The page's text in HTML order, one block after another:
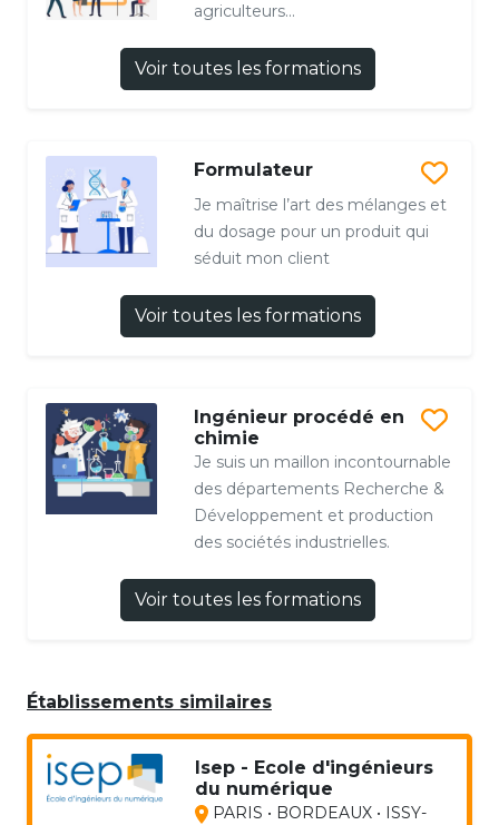
agriculteurs...
Voir toutes les formations
Formulateur
Je maîtrise l’art des mélanges et
du dosage pour un produit qui
séduit mon client
Voir toutes les formations
Ingénieur procédé en
chimie
Je suis un maillon incontournable
des départements Recherche &
Développement et production
des sociétés industrielles.
Voir toutes les formations
Établissements similaires
Isep - Ecole d'ingénieurs
du numérique
PARIS • BORDEAUX • ISSY-